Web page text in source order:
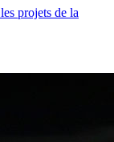
projets de la